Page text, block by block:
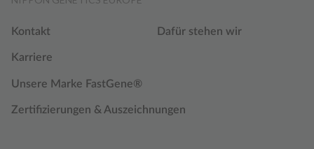
Kontakt Dafür stehen wir
Karriere
Unsere Marke FastGene®
Zertifizierungen & Auszeichnungen